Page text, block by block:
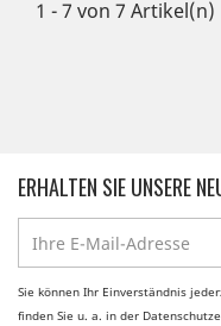
1 - 7 von 7 Artikel(n)
ERHALTEN SIE UNSERE
Sie können Ihr Einverständnis
finden Sie u. a. in der